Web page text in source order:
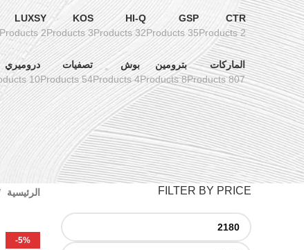
CTR
2 Products
GSP
35 Products
HI-Q
32 Products
KOS
3 Products
LUXSY
2 Products
الماركات
807 Products
بترومين
8 Products
بوش
4 Products
تصفيات
54 Products
دروميري
10 Products
FILTER BY PRICE الرئيسية
-5%